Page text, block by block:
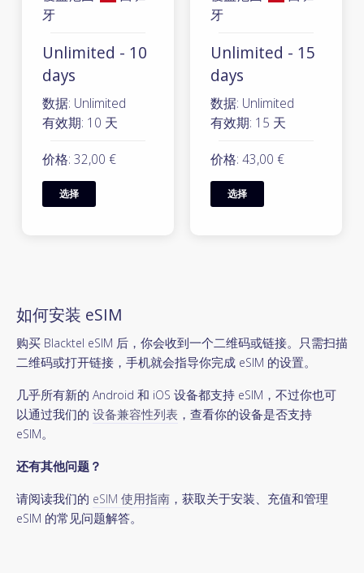
牙
Unlimited - 10
days
数据: Unlimited
有效期: 10 天
价格: 32,00 €
选择
牙
Unlimited - 15
days
数据: Unlimited
有效期: 15 天
价格: 43,00 €
选择
如何安装 eSIM
购买 Blacktel eSIM 后，你会收到一个二维码或链接。只需扫描
二维码或打开链接，手机就会指导你完成 eSIM 的设置。
几乎所有新的 Android 和 iOS 设备都支持 eSIM，不过你也可
以通过我们的 设备兼容性列表 ，查看你的设备是否支持
eSIM。
还有其他问题？
请阅读我们的 eSIM 使用指南 ，获取关于安装、充值和管理
eSIM 的常见问题解答。